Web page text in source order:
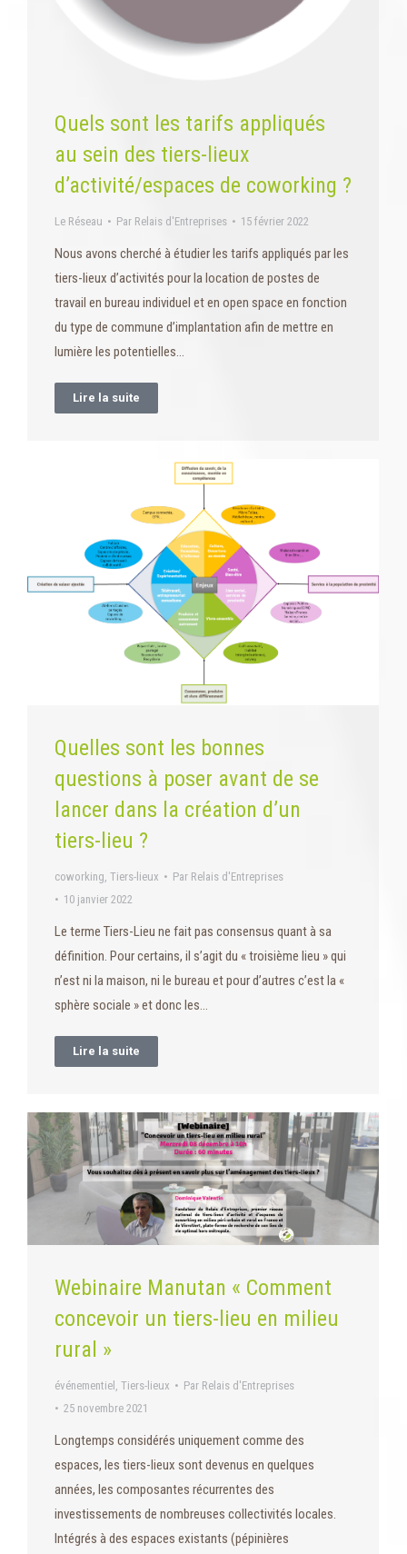
Quels sont les tarifs appliqués
au sein des tiers-lieux
d’activité/espaces de coworking ?
Le Réseau Par Relais d'Entreprises 15 février 2022
Nous avons cherché à étudier les tarifs appliqués par les
tiers-lieux d’activités pour la location de postes de
travail en bureau individuel et en open space en fonction
du type de commune d’implantation afin de mettre en
lumière les potentielles…
Lire la suite
Quelles sont les bonnes
questions à poser avant de se
lancer dans la création d’un
tiers-lieu ?
coworking, Tiers-lieux Par Relais d'Entreprises
10 janvier 2022
Le terme Tiers-Lieu ne fait pas consensus quant à sa
définition. Pour certains, il s’agit du « troisième lieu » qui
n’est ni la maison, ni le bureau et pour d’autres c’est la «
sphère sociale » et donc les…
Lire la suite
Webinaire Manutan « Comment
concevoir un tiers-lieu en milieu
rural »
événementiel Tiers-lieux Par Relais d'Entreprises
25 novembre 2021
Longtemps considérés uniquement comme des
espaces, les tiers-lieux sont devenus en quelques
années, les composantes récurrentes des
investissements de nombreuses collectivités locales.
Intégrés à des espaces existants (pépinières